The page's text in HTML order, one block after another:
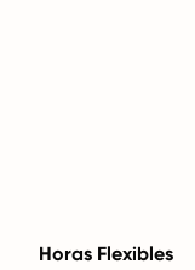
Horas Flexibles